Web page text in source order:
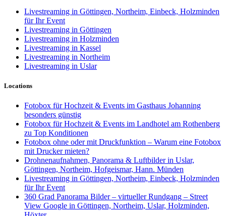
Livestreaming in Göttingen, Northeim, Einbeck, Holzminden
für Ihr Event
Livestreaming in Göttingen
Livestreaming in Holzminden
Livestreaming in Kassel
Livestreaming in Northeim
Livestreaming in Uslar
Locations
Fotobox für Hochzeit & Events im Gasthaus Johanning
besonders günstig
Fotobox für Hochzeit & Events im Landhotel am Rothenberg
zu Top Konditionen
Fotobox ohne oder mit Druckfunktion – Warum eine Fotobox
mit Drucker mieten?
Drohnenaufnahmen, Panorama & Luftbilder in Uslar,
Göttingen, Northeim, Hofgeismar, Hann. Münden
Livestreaming in Göttingen, Northeim, Einbeck, Holzminden
für Ihr Event
360 Grad Panorama Bilder – virtueller Rundgang – Street
View Google in Göttingen, Northeim, Uslar, Holzminden,